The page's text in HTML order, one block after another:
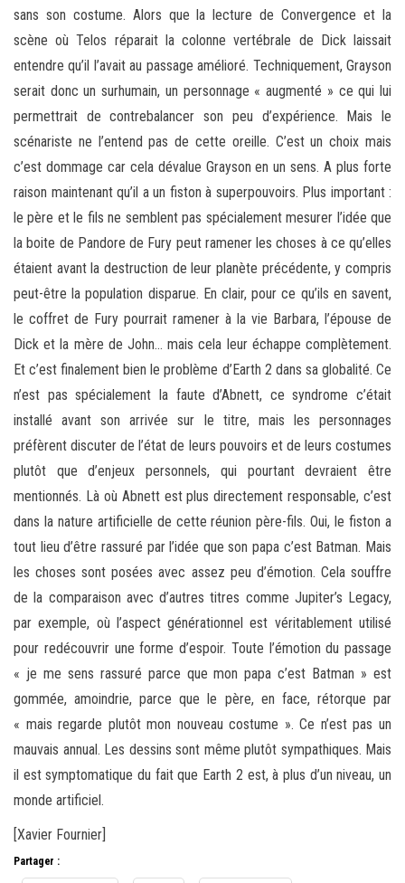
sans son costume. Alors que la lecture de Convergence et la
scène où Telos réparait la colonne vertébrale de Dick laissait
entendre qu’il l’avait au passage amélioré. Techniquement, Grayson
serait donc un surhumain, un personnage « augmenté » ce qui lui
permettrait de contrebalancer son peu d’expérience. Mais le
scénariste ne l’entend pas de cette oreille. C’est un choix mais
c’est dommage car cela dévalue Grayson en un sens. A plus forte
raison maintenant qu’il a un fiston à superpouvoirs. Plus important :
le père et le fils ne semblent pas spécialement mesurer l’idée que
la boite de Pandore de Fury peut ramener les choses à ce qu’elles
étaient avant la destruction de leur planète précédente, y compris
peut-être la population disparue. En clair, pour ce qu’ils en savent,
le coffret de Fury pourrait ramener à la vie Barbara, l’épouse de
Dick et la mère de John… mais cela leur échappe complètement.
Et c’est finalement bien le problème d’Earth 2 dans sa globalité. Ce
n’est pas spécialement la faute d’Abnett, ce syndrome c’était
installé avant son arrivée sur le titre, mais les personnages
préfèrent discuter de l’état de leurs pouvoirs et de leurs costumes
plutôt que d’enjeux personnels, qui pourtant devraient être
mentionnés. Là où Abnett est plus directement responsable, c’est
dans la nature artificielle de cette réunion père-fils. Oui, le fiston a
tout lieu d’être rassuré par l’idée que son papa c’est Batman. Mais
les choses sont posées avec assez peu d’émotion. Cela souffre
de la comparaison avec d’autres titres comme Jupiter’s Legacy,
par exemple, où l’aspect générationnel est véritablement utilisé
pour redécouvrir une forme d’espoir. Toute l’émotion du passage
« je me sens rassuré parce que mon papa c’est Batman » est
gommée, amoindrie, parce que le père, en face, rétorque par
« mais regarde plutôt mon nouveau costume ». Ce n’est pas un
mauvais annual. Les dessins sont même plutôt sympathiques. Mais
il est symptomatique du fait que Earth 2 est, à plus d’un niveau, un
monde artificiel.
[Xavier Fournier]
Partager :